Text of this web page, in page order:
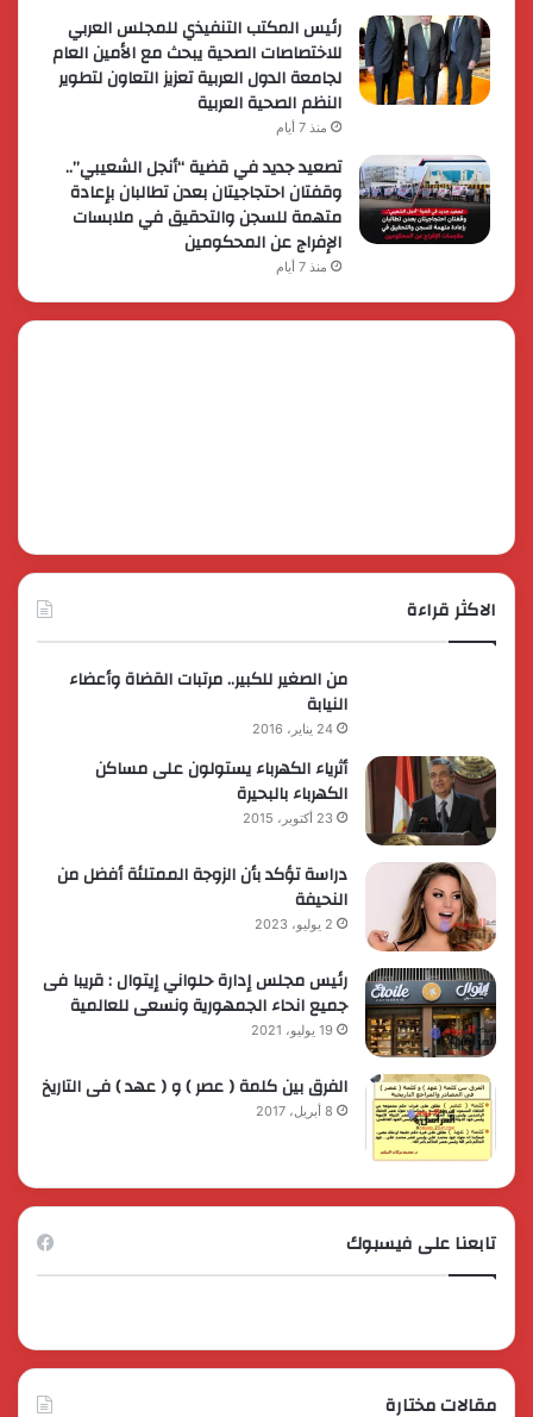
رئيس المكتب التنفيذي للمجلس العربي
للاختصاصات الصحية يبحث مع الأمين العام
لجامعة الدول العربية تعزيز التعاون لتطوير
النظم الصحية العربية
منذ 7 أيام
تصعيد جديد في قضية “أنجل الشعيبي”..
وقفتان احتجاجيتان بعدن تطالبان بإعادة
متهمة للسجن والتحقيق في ملابسات
الإفراج عن المحكومين
منذ 7 أيام
الاكثر قراءة
من الصغير للكبير.. مرتبات القضاة وأعضاء
النيابة
24 يناير، 2016
أثرياء الكهرباء يستولون على مساكن
الكهرباء بالبحيرة
23 أكتوبر، 2015
دراسة تؤكد بأن الزوجة الممتلئة أفضل من
النحيفة
2 يوليو، 2023
رئيس مجلس إدارة حلواني إيتوال : قريبا فى
جميع انحاء الجمهورية ونسعى للعالمية
19 يوليو، 2021
الفرق بين كلمة ( عصر ) و ( عهد ) فى التاريخ
8 أبريل، 2017
تابعنا على فيسبوك
مقالات مختارة